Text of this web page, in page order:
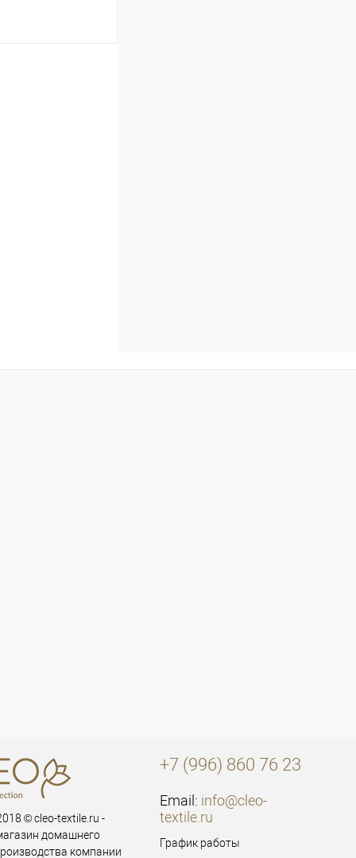
© cleo-textile.ru -
домашнего
компании
+7 (996) 860 76 23
Email: info@cleo-
textile.ru
График работы